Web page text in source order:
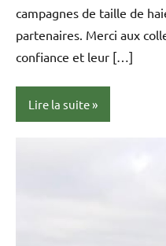
campagnes de taille de
partenaires. Merci aux
confiance et leur […]
Lire la suite